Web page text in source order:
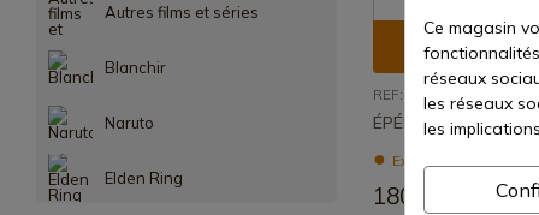
Autres films et séries
Blanchir
Naruto
Elden Ring
Voir le
REF: 883015
ÉPÉE D’ASSASSIN
Expédition sous 7 à
180,77 €
Ce magasin
réseaux
les réseaux
les